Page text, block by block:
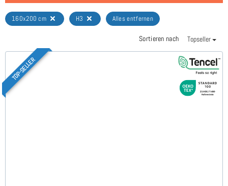
160x200 cm H3 Alles entfernen
Sortieren nach Topseller
TOP-SELLER